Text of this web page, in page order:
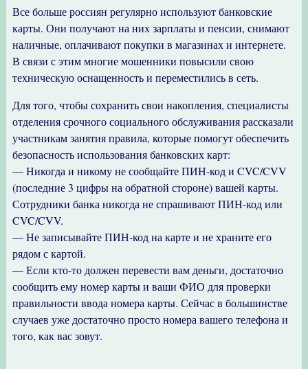
Все больше россиян регулярно используют банковские
карты. Они получают на них зарплаты и пенсии, снимают
наличные, оплачивают покупки в магазинах и интернете.
В связи с этим многие мошенники повысили свою
техническую оснащенность и переместились в сеть.
Для того, чтобы сохранить свои накопления, специалисты
отделения срочного социального обслуживания рассказали
участникам занятия правила, которые помогут обеспечить
безопасность использования банковских карт:
— Никогда и никому не сообщайте ПИН-код и CVC/CVV
(последние 3 цифры на обратной стороне) вашей карты.
Сотрудники банка никогда не спрашивают ПИН-код или
CVC/CVV.
— Не записывайте ПИН-код на карте и не храните его
рядом с картой.
— Если кто-то должен перевести вам деньги, достаточно
сообщить ему номер карты и ваши ФИО для проверки
правильности ввода номера карты. Сейчас в большинстве
случаев уже достаточно просто номера вашего телефона и
того, как вас зовут.